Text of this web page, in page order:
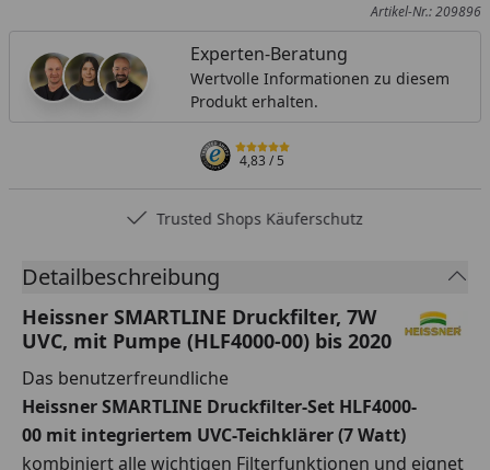
Artikel-Nr.: 209896
Experten-Beratung
Wertvolle Informationen zu diesem
Produkt erhalten.
4,83/ 5
Trusted Shops Käuferschutz
Detailbeschreibung
Heissner SMARTLINE Druckfilter, 7W
UVC, mit Pumpe (HLF4000-00) bis 2020
Das benutzerfreundliche
HeissnerSMARTLINE Druckfilter-Set HLF4000-
00 mit integriertem UVC-Teichklärer (7 Watt)
kombiniert allewichtigen Filterfunktionen und eignet